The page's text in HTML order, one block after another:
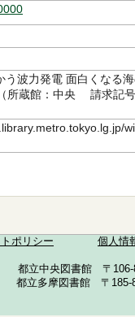
う波力発電 面白くな
所蔵館：中央 請求記
ポリシー 個人情
都立中央図書館 〒
都立多摩図書館 〒185-